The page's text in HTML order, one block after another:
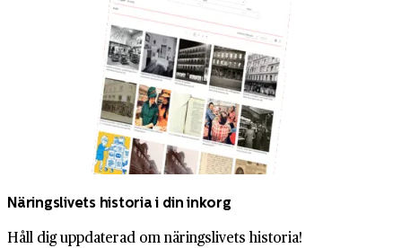
Näringslivets historia i din inkorg
Håll dig uppdaterad om näringslivets historia!